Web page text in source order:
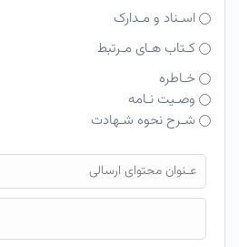
اسـناد و مـدارک
کـتاب هـای مـرتبط
خـاطره
وصـیت نـامه
شـرح نحوه شـهادت
فایل محتوای ارسالی